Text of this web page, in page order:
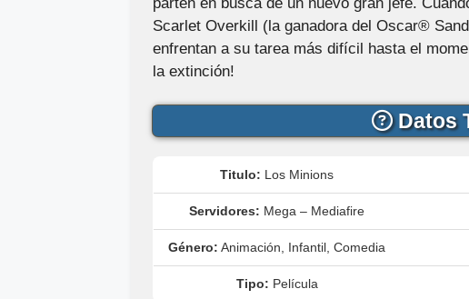
Scarlet Overkill (la ganadora del Oscar®
enfrentan a su tarea más difícil hasta el
la extinción!
Datos
Titulo: Los Minions
Servidores: Mega – Mediafire
Género: Animación, Infantil, Comedia
Tipo: Película